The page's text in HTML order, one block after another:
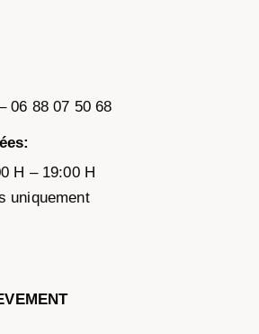
06 88 07 50 68
H – 19:00 H
uniquement